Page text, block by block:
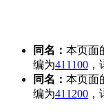
同名： 本页面
编为411100
同名： 本页面
编为411200